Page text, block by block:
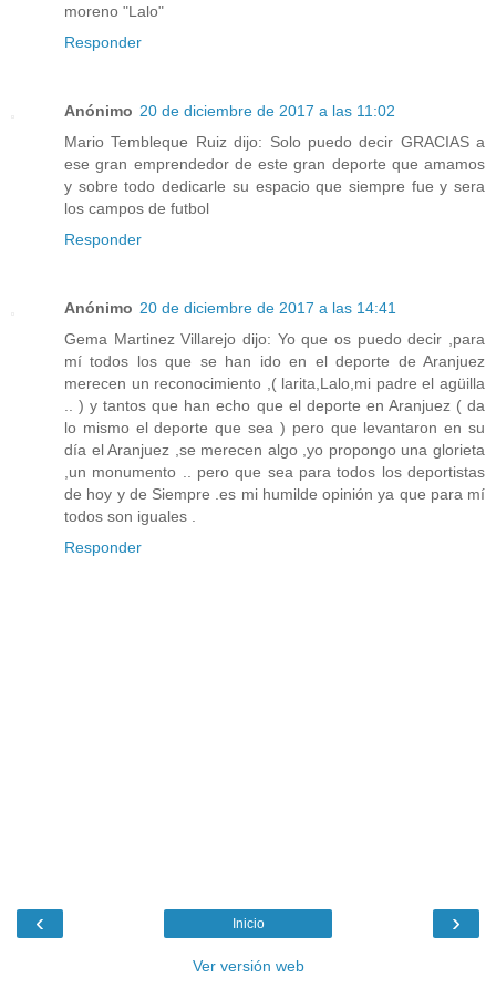
moreno "Lalo"
Responder
Anónimo 20 de diciembre de 2017 a las 11:02
Mario Tembleque Ruiz dijo: Solo puedo decir GRACIAS a
ese gran emprendedor de este gran deporte que amamos
y sobre todo dedicarle su espacio que siempre fue y sera
los campos de futbol
Responder
Anónimo 20 de diciembre de 2017 a las 14:41
Gema Martinez Villarejo dijo: Yo que os puedo decir ,para
mí todos los que se han ido en el deporte de Aranjuez
merecen un reconocimiento ,( larita,Lalo,mi padre el agüilla
.. ) y tantos que han echo que el deporte en Aranjuez ( da
lo mismo el deporte que sea ) pero que levantaron en su
día el Aranjuez ,se merecen algo ,yo propongo una glorieta
,un monumento .. pero que sea para todos los deportistas
de hoy y de Siempre .es mi humilde opinión ya que para mí
todos son iguales .
Responder
‹ ›
Inicio
Ver versión web